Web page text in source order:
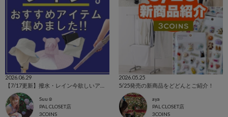
2026.06.29
Suu☺︎
PAL CLOSET店
3COINS
2026.05.25
5/25発売の新商品をどどんとご紹介！
aya
PAL CLOSET店
3COINS